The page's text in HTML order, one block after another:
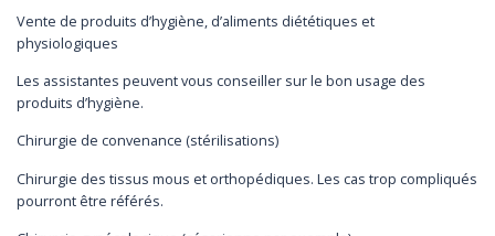
Vente de produits d’hygiène, d’aliments diététiques et
physiologiques
Les assistantes peuvent vous conseiller sur le bon usage des
produits d’hygiène.
Chirurgie de convenance (stérilisations)
Chirurgie des tissus mous et orthopédiques. Les cas trop compliqués
pourront être référés.